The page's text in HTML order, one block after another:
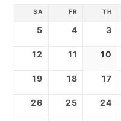
TH
FR
SA
3
4
5
10
11
12
17
18
19
24
25
26